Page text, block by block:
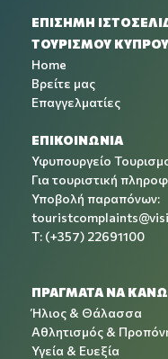
ΕΠΙΣΗΜΗ
ΤΟΥΡΙΣΜΟΥ ΚΥΠΡΟΥ
Home
Βρείτε μας
Επαγγελματίες
ΕΠΙΚΟΙΝΩΝΙΑ
Υφυπουργείο
Για τουριστική
Υποβολή παραπόνων:
T: (+357) 22691100
ΠΡΑΓΜΑΤΑ ΝΑ ΚΑΝΩ
Ήλιος & Θάλασσα
Αθλητισμός &
Υγεία & Ευεξία